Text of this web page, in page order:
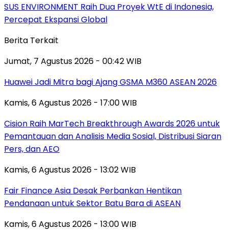
SUS ENVIRONMENT Raih Dua Proyek WtE di Indonesia,
Percepat Ekspansi Global
Berita Terkait
Jumat, 7 Agustus 2026 - 00:42 WIB
Huawei Jadi Mitra bagi Ajang GSMA M360 ASEAN 2026
Kamis, 6 Agustus 2026 - 17:00 WIB
Cision Raih MarTech Breakthrough Awards 2026 untuk
Pemantauan dan Analisis Media Sosial, Distribusi Siaran
Pers, dan AEO
Kamis, 6 Agustus 2026 - 13:02 WIB
Fair Finance Asia Desak Perbankan Hentikan
Pendanaan untuk Sektor Batu Bara di ASEAN
Kamis, 6 Agustus 2026 - 13:00 WIB